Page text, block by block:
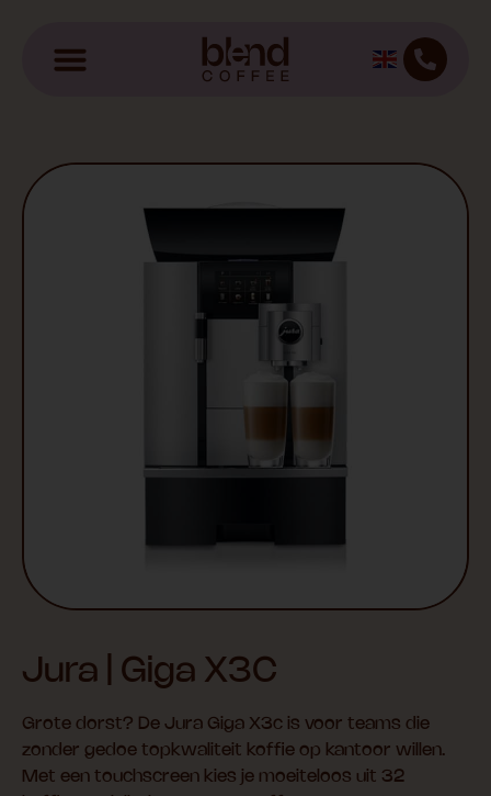
Jura | Giga X3C
Grote dorst? De Jura Giga X3c is voor teams die
zonder gedoe topkwaliteit koffie op kantoor willen.
Met een touchscreen kies je moeiteloos uit 32